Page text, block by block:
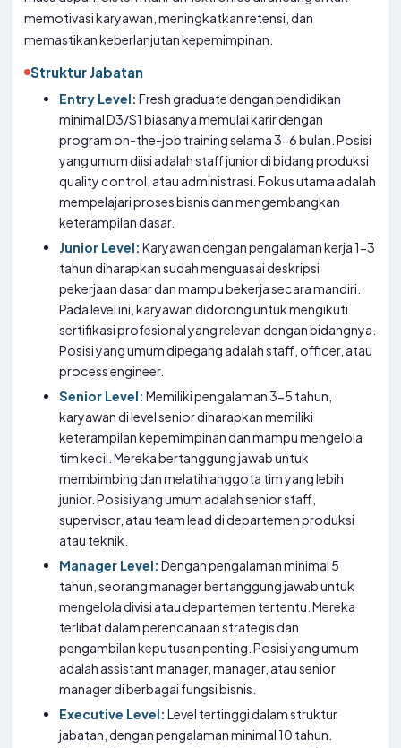
memotivasi karyawan, meningkatkan retensi, dan
memastikan keberlanjutan kepemimpinan.
Struktur Jabatan
Entry Level: Fresh graduate dengan pendidikan
minimal D3/S1 biasanya memulai karir dengan
program on-the-job training selama 3-6 bulan. Posisi
yang umum diisi adalah staff junior di bidang produksi,
quality control, atau administrasi. Fokus utama adalah
mempelajari proses bisnis dan mengembangkan
keterampilan dasar.
Junior Level: Karyawan dengan pengalaman kerja 1-3
tahun diharapkan sudah menguasai deskripsi
pekerjaan dasar dan mampu bekerja secara mandiri.
Pada level ini, karyawan didorong untuk mengikuti
sertifikasi profesional yang relevan dengan bidangnya.
Posisi yang umum dipegang adalah staff, officer, atau
process engineer.
Senior Level: Memiliki pengalaman 3-5 tahun,
karyawan di level senior diharapkan memiliki
keterampilan kepemimpinan dan mampu mengelola
tim kecil. Mereka bertanggung jawab untuk
membimbing dan melatih anggota tim yang lebih
junior. Posisi yang umum adalah senior staff,
supervisor, atau team lead di departemen produksi
atau teknik.
Manager Level: Dengan pengalaman minimal 5
tahun, seorang manager bertanggung jawab untuk
mengelola divisi atau departemen tertentu. Mereka
terlibat dalam perencanaan strategis dan
pengambilan keputusan penting. Posisi yang umum
adalah assistant manager, manager, atau senior
manager di berbagai fungsi bisnis.
Executive Level: Level tertinggi dalam struktur
jabatan, dengan pengalaman minimal 10 tahun.